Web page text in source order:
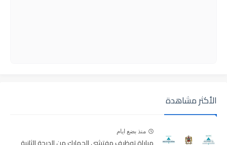
الأكثر مشاهدة
منذ بضع ايام